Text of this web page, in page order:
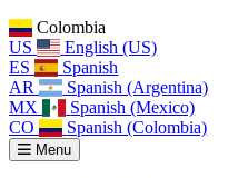
Colombia
US
English (US)
ES
Spanish
AR
Spanish (Argentina)
MX
Spanish (Mexico)
CO
Spanish (Colombia)
Menu